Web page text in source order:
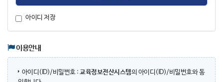
아이디 저장
이용안내
아이디(ID)/비밀번호 : 교육정보전산시스템의 아이디(ID)/비밀번호와 동